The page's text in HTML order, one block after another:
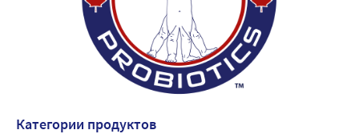
Категории продуктов